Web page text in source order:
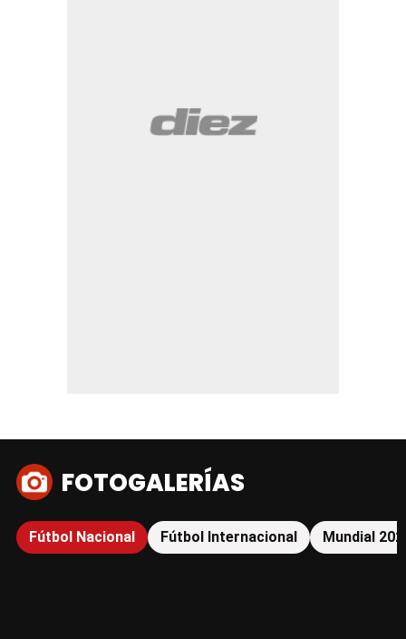
FOTOGALERÍAS
Fútbol Nacional Fútbol Internacional Mundial